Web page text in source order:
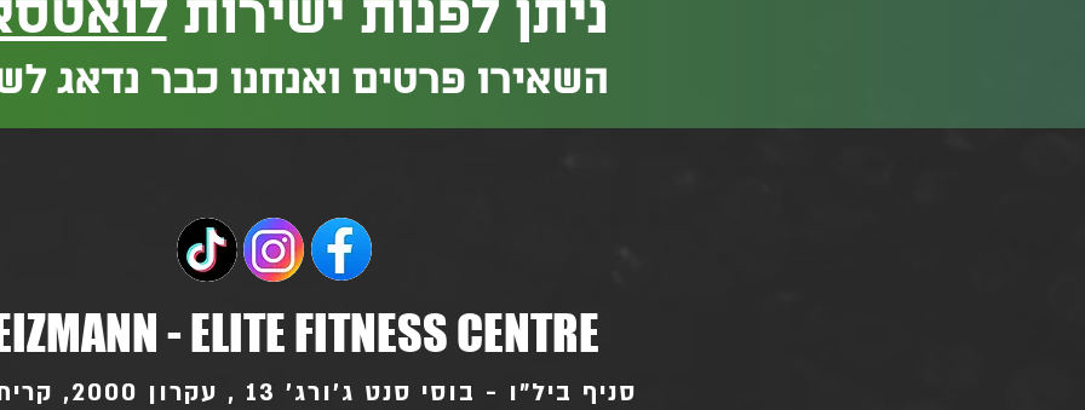
ניתן לפנות ישירות
השאירו פרטים ואנחנו כבר נדאג
- ELITE FITNESS CENTRE
סניף ביל"ו - בוסי סנט ג'ורג' 13 , עקרון 2000, קרית עקרון